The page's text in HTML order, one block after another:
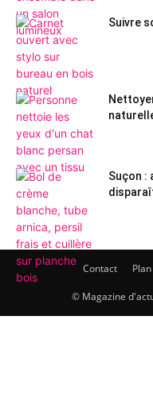
Suivre
Suçon :
Contact
© Magazine